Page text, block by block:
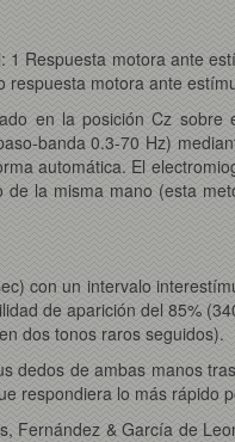
Respuesta motora ante
motora ante
en la posición Cz
banda 0.3-70 Hz)
automática. El
la misma mano (esta
con un intervalo
de aparición del 85%
dos tonos raros seguidos).
dedos de ambas manos
respondiera lo más rápido
Fernández & García de